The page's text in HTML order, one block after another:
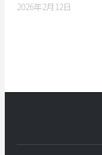
2026年2月12日